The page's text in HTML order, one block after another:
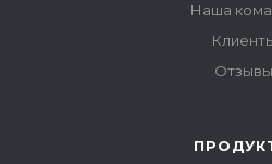
Наша
Отзывы